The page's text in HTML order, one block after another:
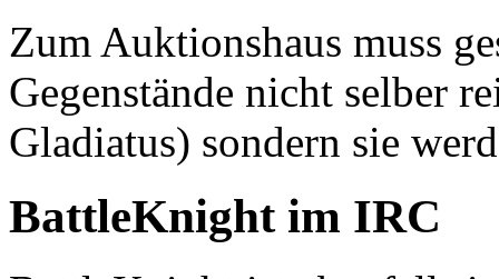
Zum Auktionshaus muss
Gegenstände nicht selber
Gladiatus) sondern sie
BattleKnight im IRC